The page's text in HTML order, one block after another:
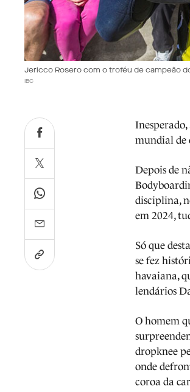
Jericco Rosero com o troféu de campeão
IBC
Inesperado,
mundial de
Depois de
disciplina,
em 2024,
Só que
se fez
havaiana,
lendários
O homem
dropknee
onde
coroa da